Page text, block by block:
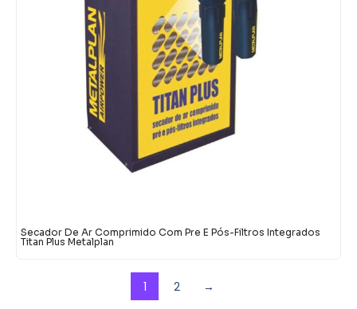
Secador De Ar Comprimido Com Pre E Pós-Filtros Integrados
Titan Plus Metalplan
1 2 →